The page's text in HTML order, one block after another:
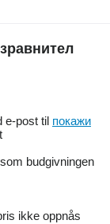
e-post til покажи
budgivningen
ikke oppnås